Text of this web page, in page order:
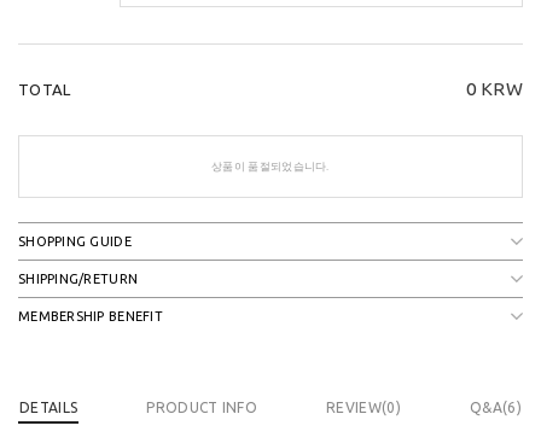
TOTAL 0 KRW
상품이 품절되었습니다.
SHOPPING GUIDE
SHIPPING/RETURN
MEMBERSHIP BENEFIT
DETAILS PRODUCT INFO REVIEW(0) Q&A(6)